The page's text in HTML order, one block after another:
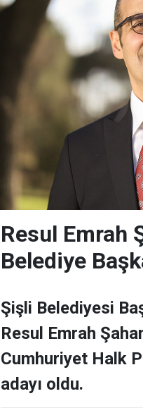
Resul Emrah
Belediye
Şişli Belediyesi
Resul Emrah
Cumhuriyet Halk
adayı oldu.